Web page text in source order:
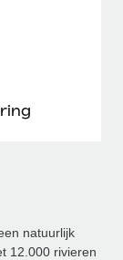
natuurlijk
12.000 rivieren